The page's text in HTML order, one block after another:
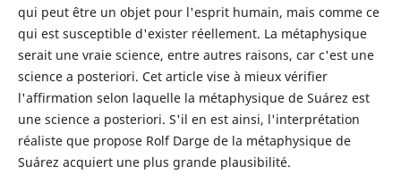
qui peut être un objet pour l'esprit humain, mais comme ce
qui est susceptible d'exister réellement. La métaphysique
serait une vraie science, entre autres raisons, car c'est une
science a posteriori. Cet article vise à mieux vérifier
l'affirmation selon laquelle la métaphysique de Suárez est
une science a posteriori. S'il en est ainsi, l'interprétation
réaliste que propose Rolf Darge de la métaphysique de
Suárez acquiert une plus grande plausibilité.